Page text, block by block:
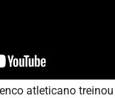
atleticano